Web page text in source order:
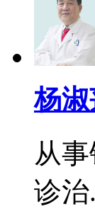
杨
从
诊治